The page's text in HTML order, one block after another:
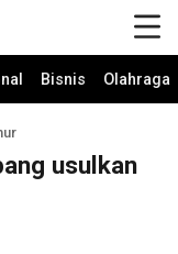
Bisnis Olahraga
usulkan